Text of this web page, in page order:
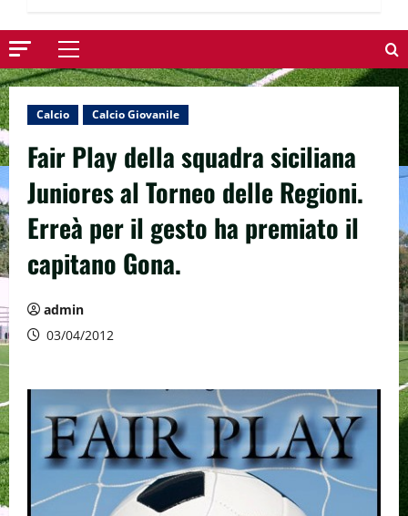
Menu
principale
Calcio Calcio Giovanile
Fair Play della squadra siciliana
Juniores al Torneo delle Regioni.
Erreà per il gesto ha premiato il
capitano Gona.
admin
03/04/2012